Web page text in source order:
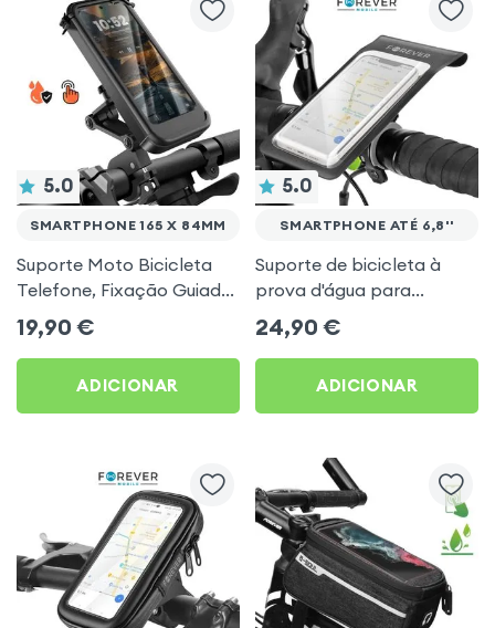
5.0
SMARTPHONE 165 X 84MM
Suporte Moto Bicicleta
Telefone, Fixação Guiador
com Capa Estanque Tátil
19,90 €
ADICIONAR
5.0
SMARTPHONE ATÉ 6,8''
Suporte de bicicleta à
prova d'água para
smartphone 6,8'' com
filme touch - Fixação no
guidão Forever
24,90 €
ADICIONAR